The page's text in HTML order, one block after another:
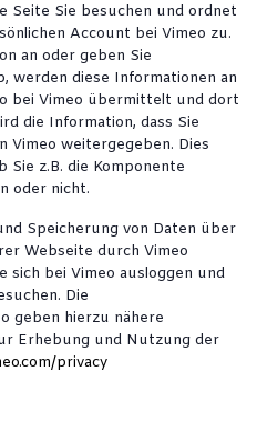
Seite Sie besuchen und ordnet
Account bei Vimeo zu.
an oder geben Sie
werden diese Informationen an
bei Vimeo übermittelt und dort
die Information, dass Sie
Vimeo weitergegeben. Dies
Sie z.B. die Komponente
oder nicht.
Speicherung von Daten über
Webseite durch Vimeo
sich bei Vimeo ausloggen und
Die
geben hierzu nähere
Erhebung und Nutzung der
privacy